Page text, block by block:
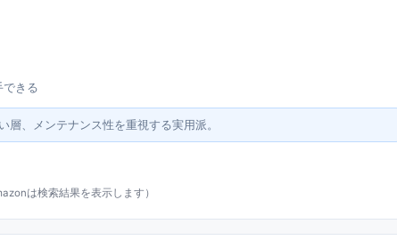
きる
層、メンテナンス性を重視する実用派。
は検索結果を表示します）